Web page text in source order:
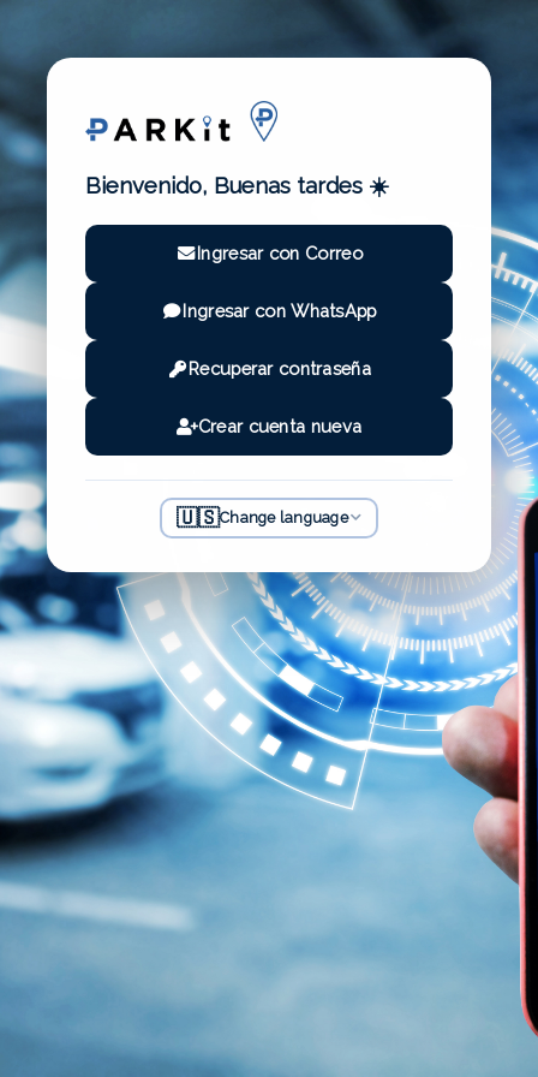
Bienvenido, Buenas tardes ☀️
Ingresar con Correo
Ingresar con WhatsApp
Recuperar contraseña
Crear cuenta nueva
🇺🇸Change language